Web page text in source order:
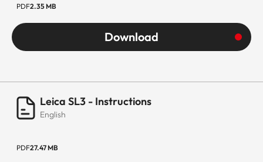
PDF2.35 MB
Download
Leica SL3 - Instructions
English
PDF27.47 MB